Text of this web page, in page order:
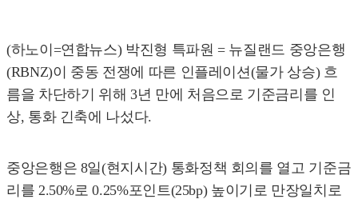
(하노이=연합뉴스) 박진형 특파원 = 뉴질랜드 중앙은행
(RBNZ)이 중동 전쟁에 따른 인플레이션(물가 상승) 흐
름을 차단하기 위해 3년 만에 처음으로 기준금리를 인
상, 통화 긴축에 나섰다.
중앙은행은 8일(현지시간) 통화정책 회의를 열고 기준금
리를 2.50%로 0.25%포인트(25bp) 높이기로 만장일치로